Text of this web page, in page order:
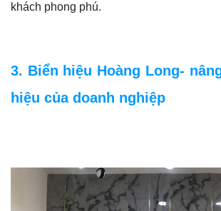
khách phong phú.
3. Biển hiệu Hoàng Long-
hiệu của doanh nghiệp